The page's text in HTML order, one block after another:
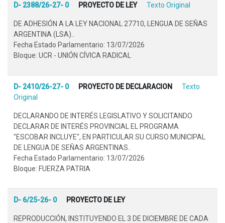
D- 2388/26-27- 0 PROYECTO DE LEY Texto Original
DE ADHESIÓN A LA LEY NACIONAL 27710, LENGUA DE SEÑAS
ARGENTINA (LSA)..
Fecha Estado Parlamentario: 13/07/2026
Bloque: UCR - UNIÓN CÍVICA RADICAL
D- 2410/26-27- 0 PROYECTO DE DECLARACION
Texto
Original
DECLARANDO DE INTERÉS LEGISLATIVO Y SOLICITANDO
DECLARAR DE INTERÉS PROVINCIAL EL PROGRAMA
"ESCOBAR INCLUYE", EN PARTICULAR SU CURSO MUNICIPAL
DE LENGUA DE SEÑAS ARGENTINAS..
Fecha Estado Parlamentario: 13/07/2026
Bloque: FUERZA PATRIA
D- 6/25-26- 0 PROYECTO DE LEY
REPRODUCCIÓN, INSTITUYENDO EL 3 DE DICIEMBRE DE CADA